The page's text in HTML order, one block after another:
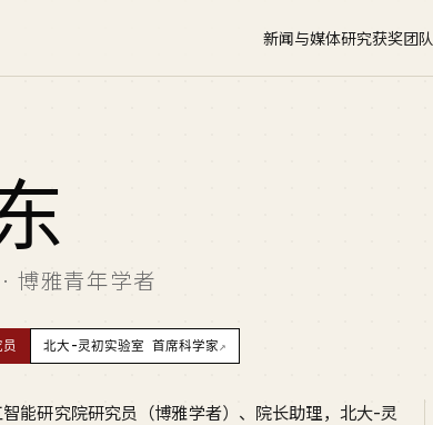
新闻与媒体研究获奖团队
博雅青年学者
北大-灵初实验室 首席科学家↗
能研究院研究员（博雅学者）、院长助理，北大-灵